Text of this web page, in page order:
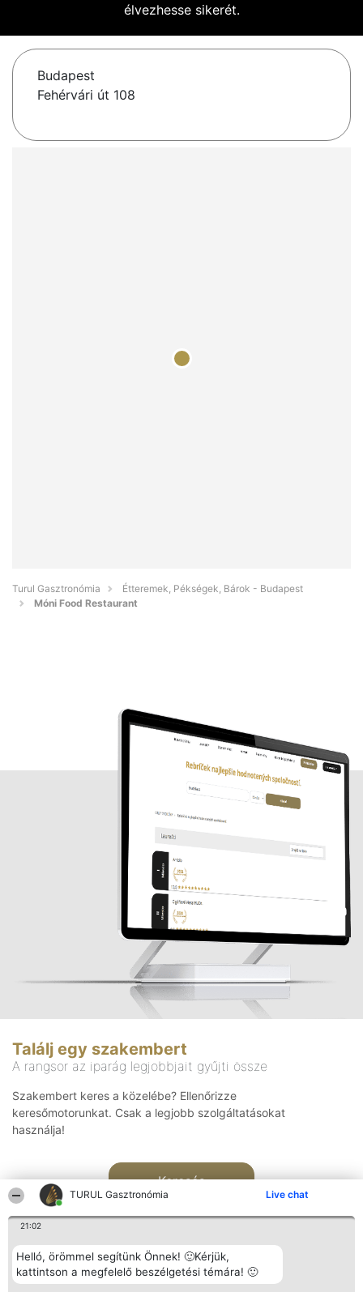
TURUL Gasztronómia Live chat
21:02
Helló, örömmel segítünk Önnek! 🙂Kérjük,
kattintson a megfelelő beszélgetési témára! 🙂
élvezhesse sikerét.
Budapest
Fehérvári út 108
Turul Gasztronómia
Étteremek, Pékségek, Bárok - Budapest
Móni Food Restaurant
Találj egy szakembert
A rangsor az iparág legjobbjait gyűjti össze
Szakembert keres a közelébe? Ellenőrizze
keresőmotorunkat. Csak a legjobb szolgáltatásokat
használja!
Keresés